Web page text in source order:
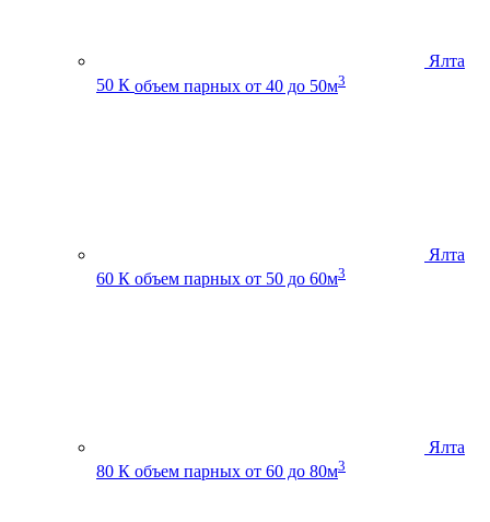
Ялта
50 К объем парных от 40 до 50м3
Ялта
60 К объем парных от 50 до 60м3
Ялта
80 К объем парных от 60 до 80м3